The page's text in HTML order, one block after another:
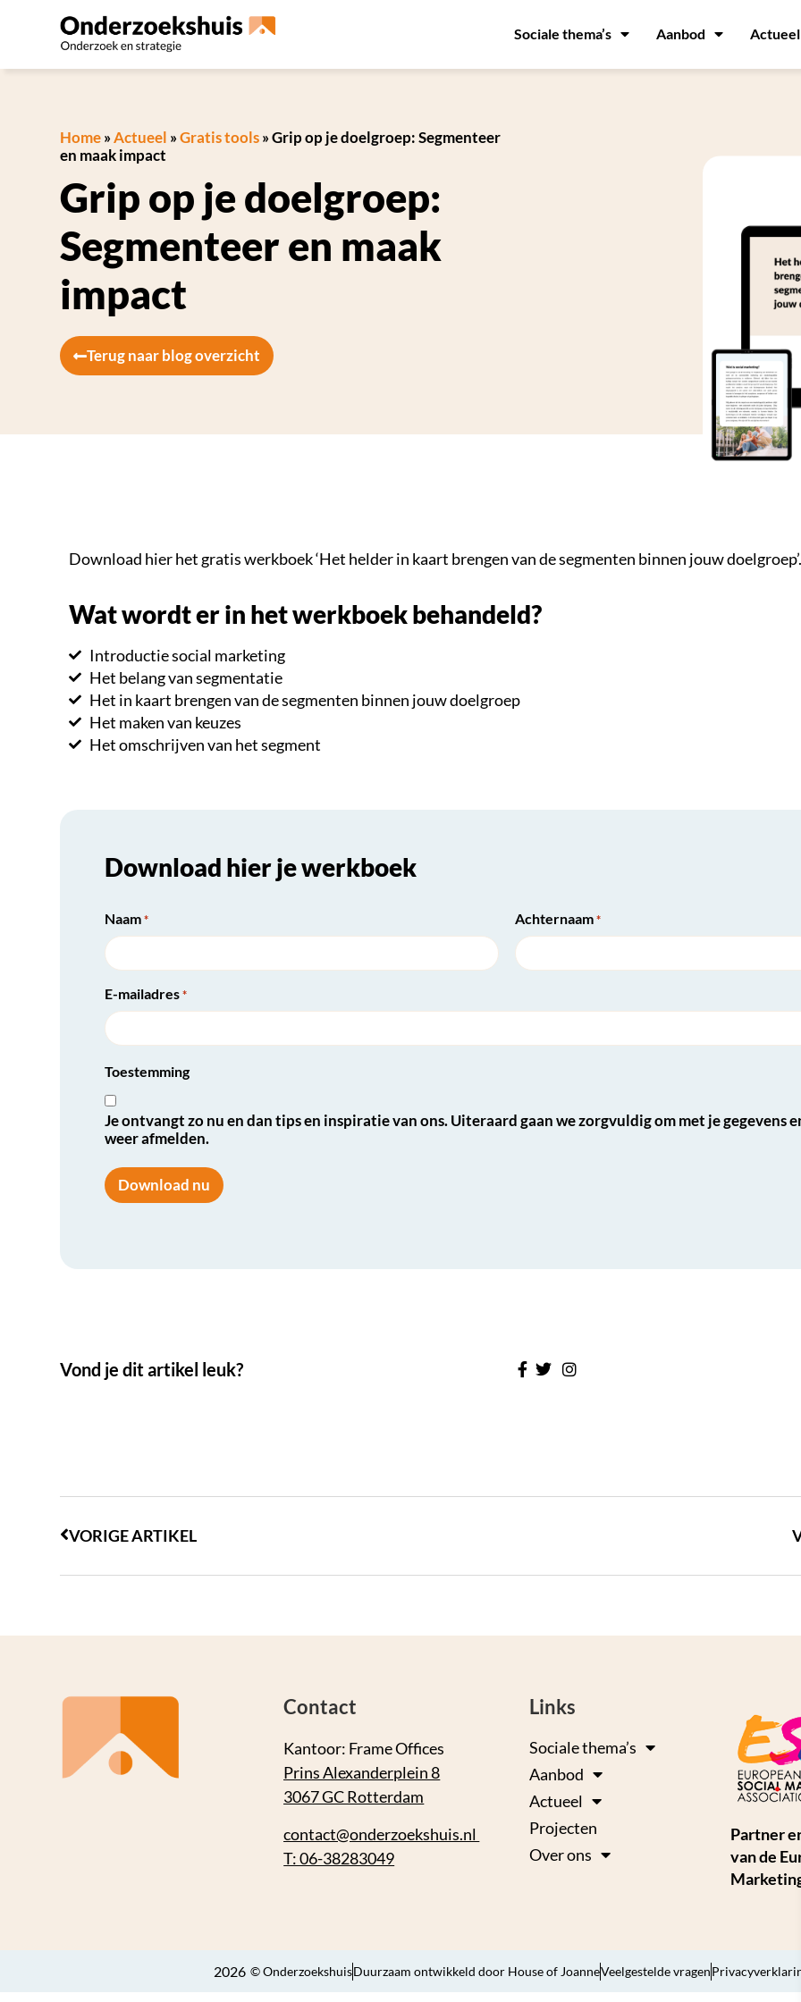
Sociale thema’s Aanbod Actueel
Home»Actueel »Gratis tools»Grip op je doelgroep: Segmenteer
en maak impact
Grip op je doelgroep:
Segmenteer en maak
impact
Terug naar blog overzicht
Download hier het gratis werkboek ‘Het helder in kaart brengen van de segmenten binnen jouw
Wat wordt er in het werkboek behandeld?
Introductie social marketing
Het belang van segmentatie
Het in kaart brengen van de segmenten binnen jouw doelgroep
Het maken van keuzes
Het omschrijven van het segment
Download hier je werkboek
Naam * Achternaam *
E-mailadres *
Toestemming
Je ontvangt zo nu en dan tips en inspiratie van ons. Uiteraard gaan we zorgvuldig om met je gegevens
weer afmelden.
Vond je dit artikel leuk?
VORIGE ARTIKEL
Contact
Kantoor: Frame Offices
Prins Alexanderplein 8
3067 GC Rotterdam
contact@onderzoekshuis.nl
T: 06-38283049
Links
Sociale thema’s
Aanbod
Actueel
Projecten
Over ons
Partner
van de
2026 © OnderzoekshuisDuurzaam ontwikkeld door House of JoanneVeelgestelde vragen